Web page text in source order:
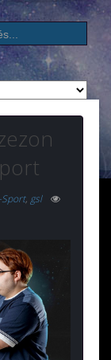
Sport, gsl